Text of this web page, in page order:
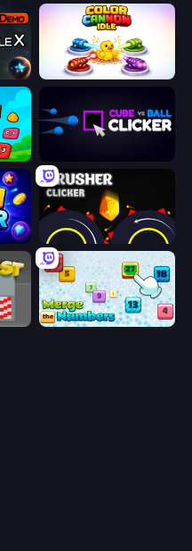
Color Cannon Idle
Crusher Clicker
Merge the Numbers